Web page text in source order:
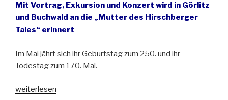
Mit Vortrag, Exkursion und Konzert wird in Görlitz
und Buchwald an die „Mutter des Hirschberger
Tales“ erinnert
Im Mai jährt sich ihr Geburtstag zum 250. und ihr
Todestag zum 170. Mal.
„Friederike
weiterlesen